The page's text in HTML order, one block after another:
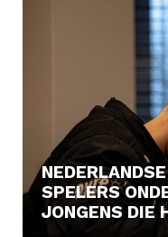
SPELERS
JONGENS DIE